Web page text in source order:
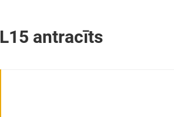
L15 antracīts